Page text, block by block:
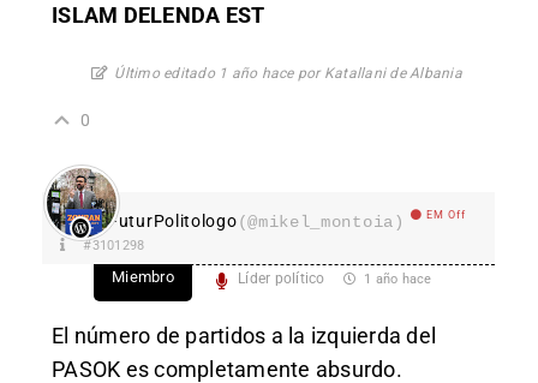
ISLAM DELENDA EST
Último editado 1 año hace por Katallani de Albania
0
FuturPolitologo(@mikel_montoia) EM Off
#3101298
Miembro Líder político 1 año hace
El número de partidos a la izquierda del
PASOK es completamente absurdo.